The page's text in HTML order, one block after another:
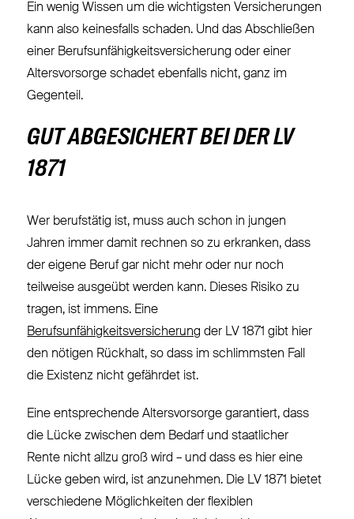
Ein wenig Wissen um die wichtigsten Versicherungen
kann also keinesfalls schaden. Und das Abschließen
einer Berufsunfähigkeitsversicherung oder einer
Altersvorsorge schadet ebenfalls nicht, ganz im
Gegenteil.
GUT ABGESICHERT BEI DER LV
1871
Wer berufstätig ist, muss auch schon in jungen
Jahren immer damit rechnen so zu erkranken, dass
der eigene Beruf gar nicht mehr oder nur noch
teilweise ausgeübt werden kann. Dieses Risiko zu
tragen, ist immens. Eine
Berufsunfähigkeitsversicherung der LV 1871 gibt hier
den nötigen Rückhalt, so dass im schlimmsten Fall
die Existenz nicht gefährdet ist.
Eine entsprechende Altersvorsorge garantiert, dass
die Lücke zwischen dem Bedarf und staatlicher
Rente nicht allzu groß wird – und dass es hier eine
Lücke geben wird, ist anzunehmen. Die LV 1871 bietet
verschiedene Möglichkeiten der flexiblen